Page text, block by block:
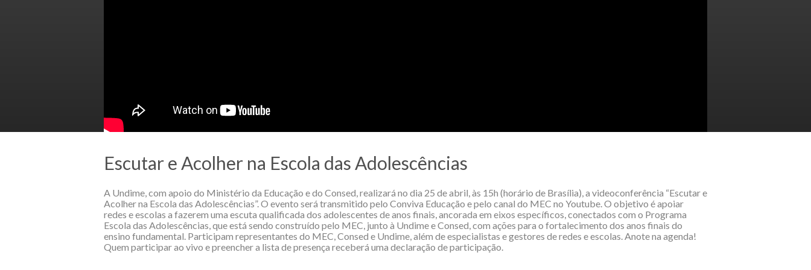
Escutar e Acolher na Escola das Adolescências
A Undime, com apoio do Ministério da Educação e do Consed, realizará no dia 25 de abril, às 15h (horário de Brasília), a videoconferência “Escutar e
Acolher na Escola das Adolescências”. O evento será transmitido pelo Conviva Educação e pelo canal do MEC no Youtube. O objetivo é apoiar
redes e escolas a fazerem uma escuta qualificada dos adolescentes de anos finais, ancorada em eixos específicos, conectados com o Programa
Escola das Adolescências, que está sendo construído pelo MEC, junto à Undime e Consed, com ações para o fortalecimento dos anos finais do
ensino fundamental. Participam representantes do MEC, Consed e Undime, além de especialistas e gestores de redes e escolas. Anote na agenda!
Quem participar ao vivo e preencher a lista de presença receberá uma declaração de participação.